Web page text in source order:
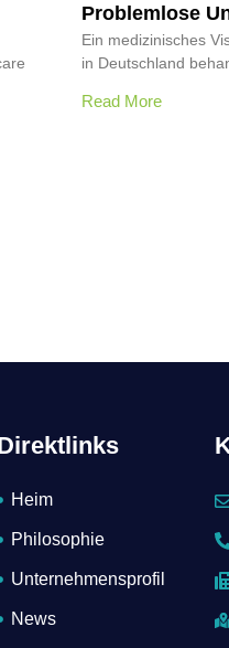
Problemlose
Ein medizinisches
in Deutschland
Read More
Heim
Philosophie
Unternehmensprofil
News